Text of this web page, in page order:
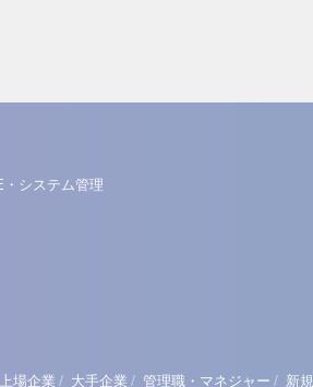
・システム管理
上場企業 / 大手企業 / 管理職・マネジャー / 新